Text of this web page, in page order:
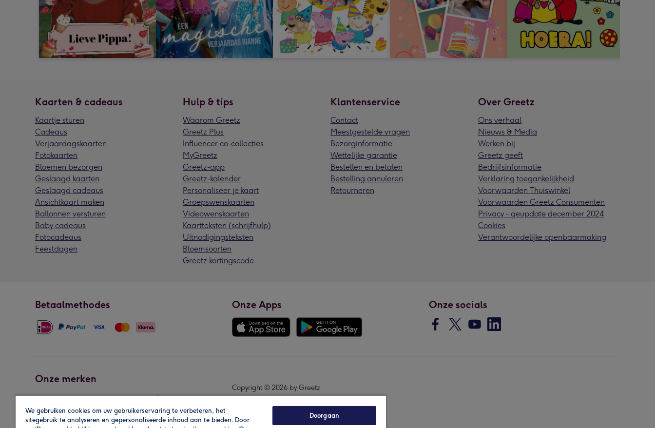
Kaarten & cadeaus
Kaartje sturen
Cadeaus
Verjaardagskaarten
Fotokaarten
Bloemen bezorgen
Geslaagd kaarten
Geslaagd cadeaus
Ansichtkaart maken
Ballonnen versturen
Baby cadeaus
Fotocadeaus
Feestdagen
Hulp & tips
Waarom Greetz
Greetz Plus
Influencer co-collecties
MyGreetz
Greetz-app
Greetz-kalender
Personaliseer je kaart
Groepswenskaarten
Videowenskaarten
Kaartteksten (schrijfhulp)
Uitnodigingsteksten
Bloemsoorten
Greetz kortingscode
Klantenservice
Contact
Meestgestelde vragen
Bezorginformatie
Wettelijke garantie
Bestellen en betalen
Bestelling annuleren
Retourneren
Over Greetz
Ons verhaal
Nieuws & Media
Werken bij
Greetz geeft
Bedrijfsinformatie
Verklaring toegankelijkheid
Voorwaarden Thuiswinkel
Voorwaarden Greetz Consumenten
Privacy - geupdate december 2024
Cookies
Verantwoordelijke openbaarmaking
Betaalmethodes Onze Apps Onze socials
Onze merken
Copyright © 2026 by Greetz
We gebruiken cookies om uw gebruikerservaring te verbeteren, het
sitegebruik te analyseren en gepersonaliseerde inhoud aan te bieden. Door
Doorgaan